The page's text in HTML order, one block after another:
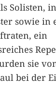
Solisten,
sowie in
ein
sie
bei der